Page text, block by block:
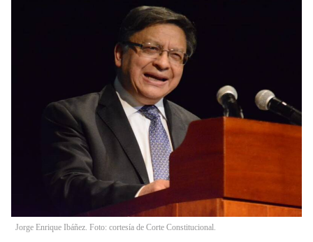
Jorge Enrique Ibáñez. Foto: cortesía de Corte Constitucional.